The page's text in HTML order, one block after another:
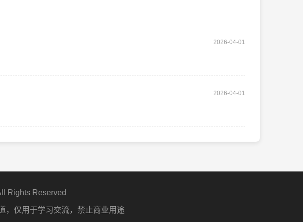
2026-04-01
2026-04-01
Rights Reserved
，仅用于学习交流，禁止商业用途